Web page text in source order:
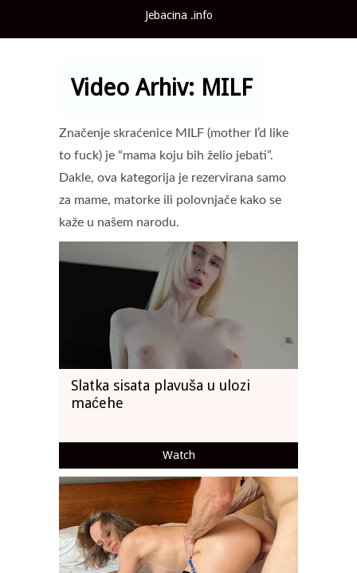
Main menu
Jebacina .info
Video Arhiv: MILF
Značenje skraćenice MILF (mother I’d like
to fuck) je “mama koju bih želio jebati”.
Dakle, ova kategorija je rezervirana samo
za mame, matorke ili polovnjače kako se
kaže u našem narodu.
Slatka sisata plavuša u ulozi
maćehe
Watch